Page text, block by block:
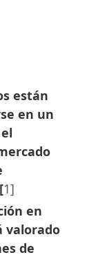
están
en un
1]
en
valorado
de